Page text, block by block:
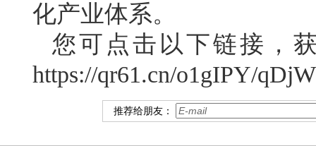
化产业体系。
您可点击以下链接，
https://qr61.cn/o1gIPY/
推荐给朋友：